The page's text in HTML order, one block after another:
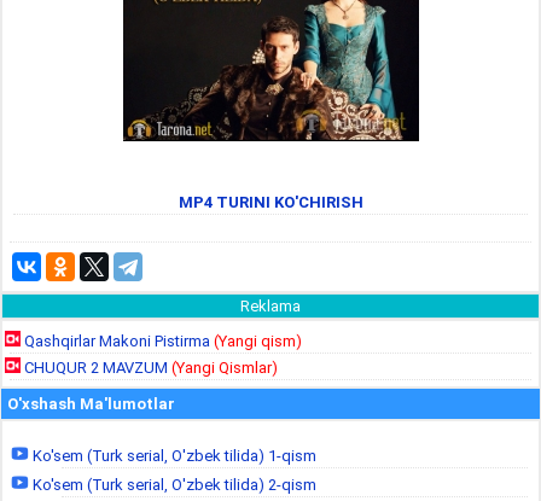
MP4 TURINI KO'CHIRISH
Reklama
Qashqirlar Makoni Pistirma (Yangi qism)
CHUQUR 2 MAVZUM (Yangi Qismlar)
O'xshash Ma'lumotlar
Ko'sem (Turk serial, O'zbek tilida) 1-qism
Ko'sem (Turk serial, O'zbek tilida) 2-qism